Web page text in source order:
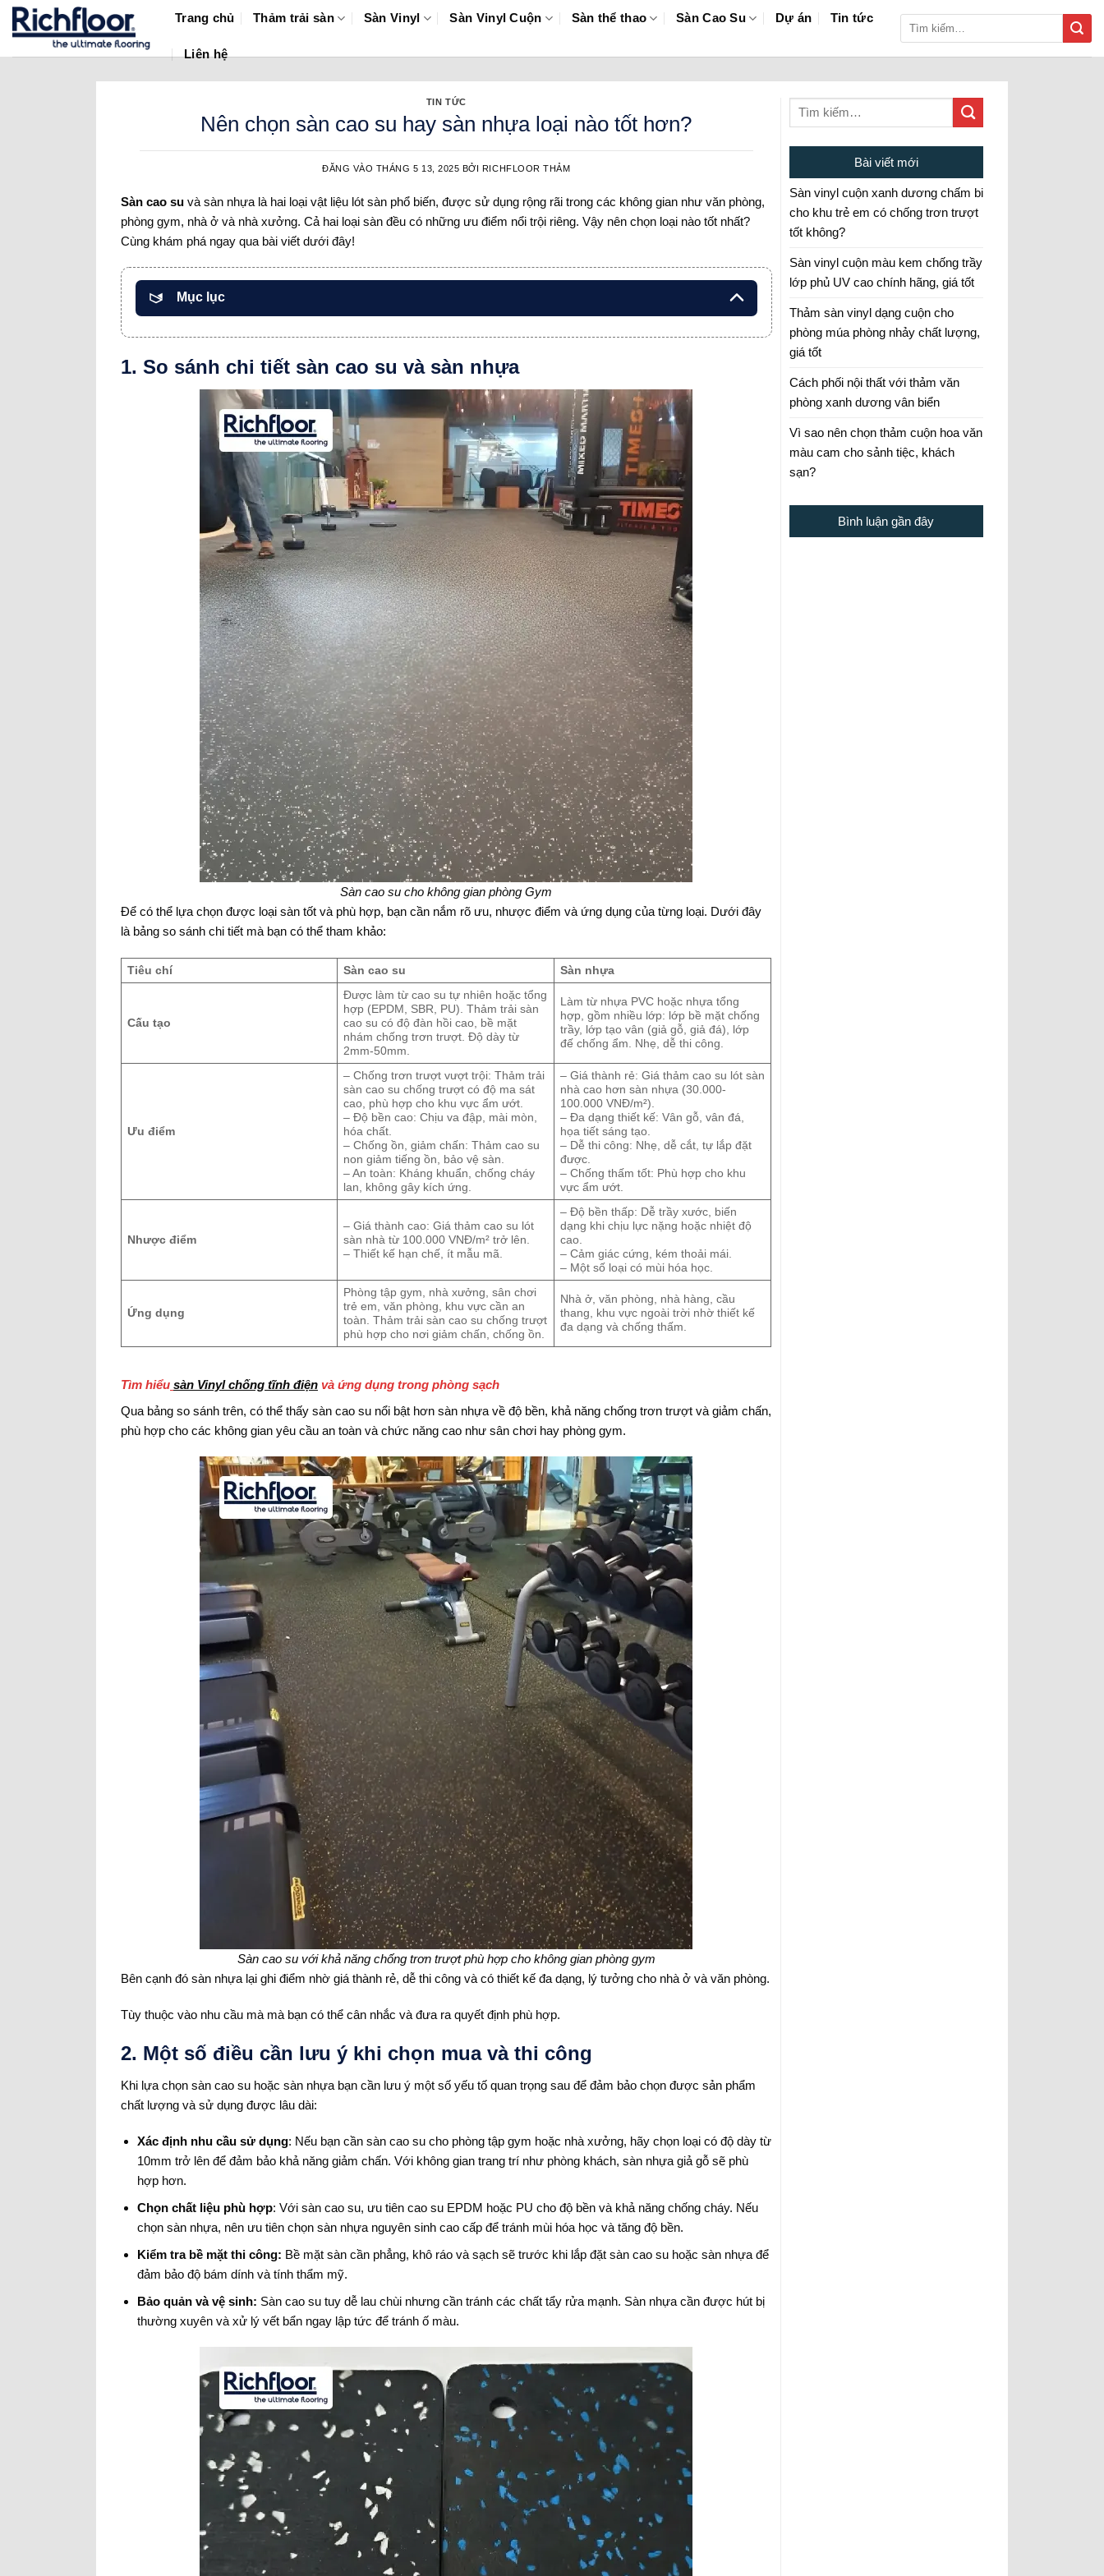
Bỏ
qua
Trang chủ Thảm trải sàn Sàn Vinyl Sàn Vinyl Cuộn Sàn thể thao Sàn Cao Su Dự án Tin tức
Liên hệ
TIN TỨC
Nên chọn sàn cao su hay sàn nhựa loại nào tốt hơn?
ĐĂNG VÀO THÁNG 5 13, 2025 BỞI RICHFLOOR THẢM
Sàn cao su và sàn nhựa là hai loại vật liệu lót sàn phổ biến, được sử dụng rộng rãi trong các không gian như văn phòng,
phòng gym, nhà ở và nhà xưởng. Cả hai loại sàn đều có những ưu điểm nổi trội riêng. Vậy nên chọn loại nào tốt nhất?
Cùng khám phá ngay qua bài viết dưới đây!
Mục lục
1. So sánh chi tiết sàn cao su và sàn nhựa
Sàn cao su cho không gian phòng Gym
Để có thể lựa chọn được loại sàn tốt và phù hợp, bạn cần nắm rõ ưu, nhược điểm và ứng dụng của từng loại. Dưới đây
là bảng so sánh chi tiết mà bạn có thể tham khảo:
Tiêu chí Sàn cao su Sàn nhựa
Cấu tạo
Được làm từ cao su tự nhiên hoặc tổng
hợp (EPDM, SBR, PU). Thảm trải sàn
cao su có độ đàn hồi cao, bề mặt
nhám chống trơn trượt. Độ dày từ
2mm-50mm.
Làm từ nhựa PVC hoặc nhựa tổng
hợp, gồm nhiều lớp: lớp bề mặt chống
trầy, lớp tạo vân (giả gỗ, giả đá), lớp
đế chống ẩm. Nhẹ, dễ thi công.
Ưu điểm
– Chống trơn trượt vượt trội: Thảm trải
sàn cao su chống trượt có độ ma sát
cao, phù hợp cho khu vực ẩm ướt.
– Độ bền cao: Chịu va đập, mài mòn,
hóa chất.
– Chống ồn, giảm chấn: Thảm cao su
non giảm tiếng ồn, bảo vệ sàn.
– An toàn: Kháng khuẩn, chống cháy
lan, không gây kích ứng.
– Giá thành rẻ: Giá thảm cao su lót sàn
nhà cao hơn sàn nhựa (30.000-
100.000 VNĐ/m²).
– Đa dạng thiết kế: Vân gỗ, vân đá,
họa tiết sáng tạo.
– Dễ thi công: Nhẹ, dễ cắt, tự lắp đặt
được.
– Chống thấm tốt: Phù hợp cho khu
vực ẩm ướt.
Nhược điểm
– Giá thành cao: Giá thảm cao su lót
sàn nhà từ 100.000 VNĐ/m² trở lên.
– Thiết kế hạn chế, ít mẫu mã.
– Độ bền thấp: Dễ trầy xước, biến
dạng khi chịu lực nặng hoặc nhiệt độ
cao.
– Cảm giác cứng, kém thoải mái.
– Một số loại có mùi hóa học.
Ứng dụng
Phòng tập gym, nhà xưởng, sân chơi
trẻ em, văn phòng, khu vực cần an
toàn. Thảm trải sàn cao su chống trượt
phù hợp cho nơi giảm chấn, chống ồn.
Nhà ở, văn phòng, nhà hàng, cầu
thang, khu vực ngoài trời nhờ thiết kế
đa dạng và chống thấm.
Tìm hiểu sàn Vinyl chống tĩnh điện và ứng dụng trong phòng sạch
Qua bảng so sánh trên, có thể thấy sàn cao su nổi bật hơn sàn nhựa về độ bền, khả năng chống trơn trượt và giảm chấn,
phù hợp cho các không gian yêu cầu an toàn và chức năng cao như sân chơi hay phòng gym.
Sàn cao su với khả năng chống trơn trượt phù hợp cho không gian phòng gym
Bên cạnh đó sàn nhựa lại ghi điểm nhờ giá thành rẻ, dễ thi công và có thiết kế đa dạng, lý tưởng cho nhà ở và văn phòng.
Tùy thuộc vào nhu cầu mà mà bạn có thể cân nhắc và đưa ra quyết định phù hợp.
2. Một số điều cần lưu ý khi chọn mua và thi công
Khi lựa chọn sàn cao su hoặc sàn nhựa bạn cần lưu ý một số yếu tố quan trọng sau để đảm bảo chọn được sản phẩm
chất lượng và sử dụng được lâu dài:
Xác định nhu cầu sử dụng: Nếu bạn cần sàn cao su cho phòng tập gym hoặc nhà xưởng, hãy chọn loại có độ dày từ
10mm trở lên để đảm bảo khả năng giảm chấn. Với không gian trang trí như phòng khách, sàn nhựa giả gỗ sẽ phù
hợp hơn.
Chọn chất liệu phù hợp: Với sàn cao su, ưu tiên cao su EPDM hoặc PU cho độ bền và khả năng chống cháy. Nếu
chọn sàn nhựa, nên ưu tiên chọn sàn nhựa nguyên sinh cao cấp để tránh mùi hóa học và tăng độ bền.
Kiểm tra bề mặt thi công: Bề mặt sàn cần phẳng, khô ráo và sạch sẽ trước khi lắp đặt sàn cao su hoặc sàn nhựa để
đảm bảo độ bám dính và tính thẩm mỹ.
Bảo quản và vệ sinh: Sàn cao su tuy dễ lau chùi nhưng cần tránh các chất tẩy rửa mạnh. Sàn nhựa cần được hút bị
thường xuyên và xử lý vết bẩn ngay lập tức để tránh ố màu.
Bài viết mới
Sàn vinyl cuộn xanh dương chấm bi
cho khu trẻ em có chống trơn trượt
tốt không?
Sàn vinyl cuộn màu kem chống trầy
lớp phủ UV cao chính hãng, giá tốt
Thảm sàn vinyl dạng cuộn cho
phòng múa phòng nhảy chất lượng,
giá tốt
Cách phối nội thất với thảm văn
phòng xanh dương vân biển
Vì sao nên chọn thảm cuộn hoa văn
màu cam cho sảnh tiệc, khách
sạn?
Bình luận gần đây